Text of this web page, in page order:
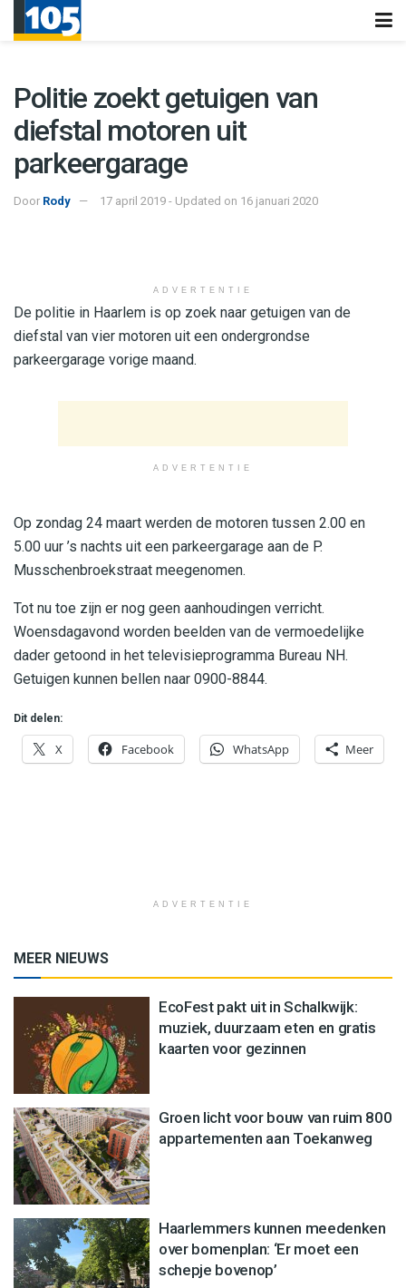
Politie zoekt getuigen van
diefstal motoren uit
parkeergarage
Door Rody 17 april 2019 - Updated on 16 januari 2020
ADVERTENTIE
De politie in Haarlem is op zoek naar getuigen van de
diefstal van vier motoren uit een ondergrondse
parkeergarage vorige maand.
ADVERTENTIE
Op zondag 24 maart werden de motoren tussen 2.00 en
5.00 uur ’s nachts uit een parkeergarage aan de P.
Musschenbroekstraat meegenomen.
Tot nu toe zijn er nog geen aanhoudingen verricht.
Woensdagavond worden beelden van de vermoedelijke
dader getoond in het televisieprogramma Bureau NH.
Getuigen kunnen bellen naar 0900-8844.
Dit delen:
X Facebook WhatsApp Meer
ADVERTENTIE
MEER NIEUWS
EcoFest pakt uit in Schalkwijk:
muziek, duurzaam eten en gratis
kaarten voor gezinnen
Groen licht voor bouw van ruim 800
appartementen aan Toekanweg
Haarlemmers kunnen meedenken
over bomenplan: ‘Er moet een
schepje bovenop’